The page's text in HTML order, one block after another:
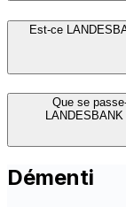
Est-ce
Que se
Démenti